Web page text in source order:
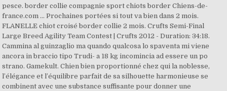
pesce. border collie compagnie sport chiots border Chiens-de-
france.com ... Prochaines portées si tout va bien dans 2 mois.
FLANELLE chiot croisé border collie 2 mois. Crufts Semi-Final
Large Breed Agility Team Contest | Crufts 2012 - Duration: 34:18.
Cammina al guinzaglio ma quando qualcosa lo spaventa mi viene
ancora in braccio tipo Trudi- a 18 kg incomincia ad essere un po
strano. Gamekult. Chien bien proportionné chez qui la noblesse,
l’élégance et l’équilibre parfait de sa silhouette harmonieuse se
combinent avec une substance suffisante pour donner une